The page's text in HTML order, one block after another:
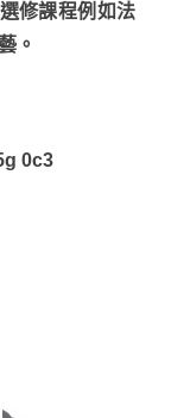
修課程例如法
。
0c3